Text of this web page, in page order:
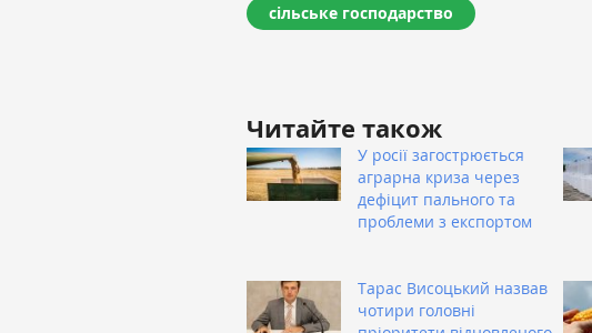
сільське господарство
Читайте також
У росії загострюється
аграрна криза через
дефіцит пального та
проблеми з експортом
Тарас Висоцький назвав
чотири головні